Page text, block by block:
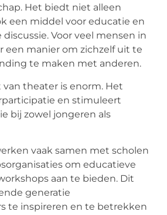
Het biedt niet alleen
een middel voor educatie en
Voor veel mensen in
een manier om zichzelf uit te
te maken met anderen.
van theater is enorm. Het
en stimuleert
bij zowel jongeren als
vaak samen met scholen
om educatieve
aan te bieden. Dit
generatie
te inspireren en te betrekken